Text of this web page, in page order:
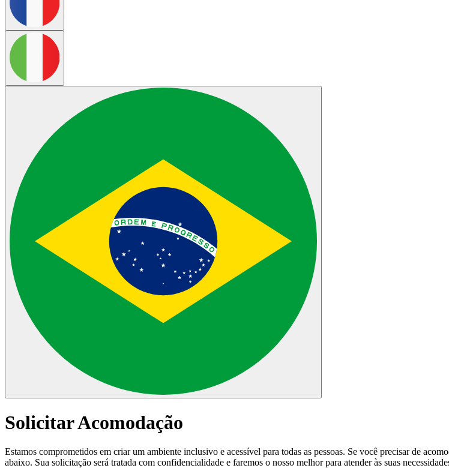
Solicitar Acomodação
Estamos comprometidos em criar um ambiente inclusivo e acessível para todas as pessoas. Se você precisar de
abaixo. Sua solicitação será tratada com confidencialidade e faremos o nosso melhor para atender às suas